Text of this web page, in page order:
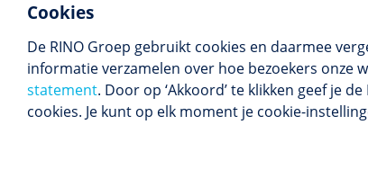
Cookies
De RINO Groep gebruikt cookies en daarmee
informatie verzamelen over hoe bezoekers onze
statement. Door op ‘Akkoord’ te klikken geef je
cookies. Je kunt op elk moment je cookie-
voor mensen die werken met mensen met
een psychische kwets­baar­heid. Samen met
onze top­docenten bieden we innova­tieve
opleidingen, cursussen en congres­sen op
maat.